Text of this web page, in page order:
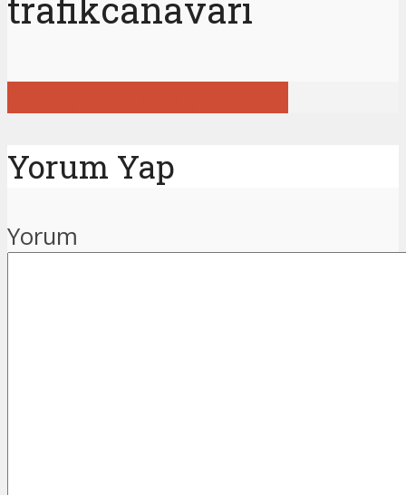
Yorum Yap
Yorum